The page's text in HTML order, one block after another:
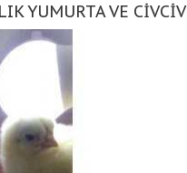
YUMURTA VE CİVCİV